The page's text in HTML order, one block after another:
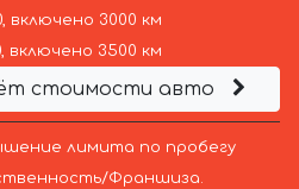
включено 3000 км
включено 3500 км
стоимости авто
лимита по пробегу
Франшиза.